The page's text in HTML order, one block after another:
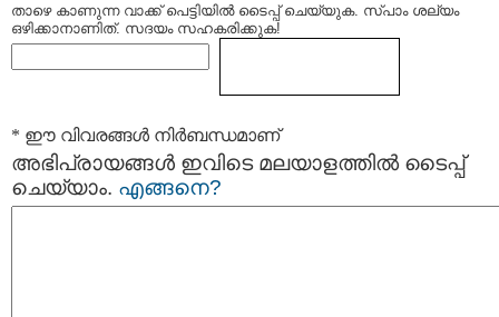
താഴെ കാണുന്ന വാക്ക് പെട്ടിയില്‍ ടൈപ്പ്‌ ചെയ്യുക. സ്പാം ശല്യം
ഒഴിക്കാനാണിത്. സദയം സഹകരിക്കുക!
* ഈ വിവരങ്ങള്‍ നിര്‍ബന്ധമാണ്
അഭിപ്രായങ്ങള്‍ ഇവിടെ മലയാളത്തില്‍ ടൈപ്പ്
ചെയ്യാം. എങ്ങനെ?